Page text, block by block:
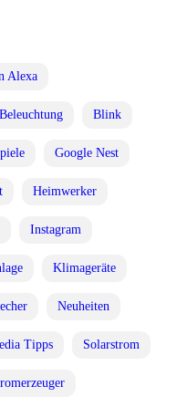
Alexa
Beleuchtung Blink
Google Nest
Heimwerker
Instagram
Klimageräte
Neuheiten
Tipps Solarstrom